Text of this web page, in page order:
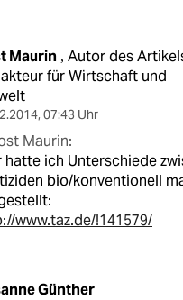
Maurin , Autor des
für Wirtschaft und
, 07:43 Uhr
Maurin:
hatte ich Unterschiede
bio/konventionell
www.taz.de/!141579/
Günther